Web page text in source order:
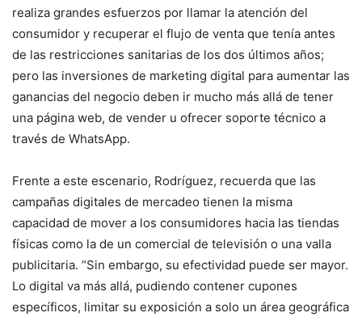
realiza grandes esfuerzos por llamar la atención del
consumidor y recuperar el flujo de venta que tenía antes
de las restricciones sanitarias de los dos últimos años;
pero las inversiones de marketing digital para aumentar las
ganancias del negocio deben ir mucho más allá de tener
una página web, de vender u ofrecer soporte técnico a
través de WhatsApp.
Frente a este escenario, Rodríguez, recuerda que las
campañas digitales de mercadeo tienen la misma
capacidad de mover a los consumidores hacia las tiendas
físicas como la de un comercial de televisión o una valla
publicitaria. “Sin embargo, su efectividad puede ser mayor.
Lo digital va más allá, pudiendo contener cupones
específicos, limitar su exposición a solo un área geográfica